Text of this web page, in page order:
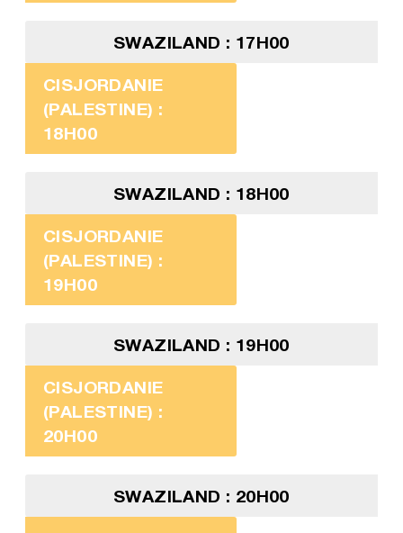
SWAZILAND : 17H00
CISJORDANIE
(PALESTINE) :
18H00
SWAZILAND : 18H00
CISJORDANIE
(PALESTINE) :
19H00
SWAZILAND : 19H00
CISJORDANIE
(PALESTINE) :
20H00
SWAZILAND : 20H00